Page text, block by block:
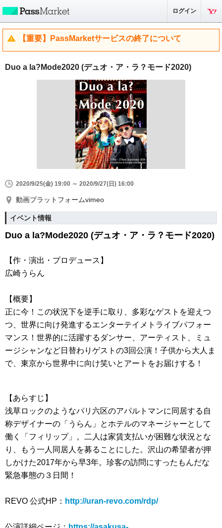
ログイン
【重要】PassMarketサービスの終了について
Duo a la?Mode2020 (デュオ・ア・ラ？モード2020)
2020/9/25(金) 19:00 ～ 2020/9/27(日) 16:00
動画プラットフォームvimeo
イベント情報
Duo a la?Mode2020 (デュオ・ア・ラ？モード2020)
【作・演出・プロデュース】
広崎うらん
【概要】
正に今！この状況下を逆手に取り、多彩なゲストを迎えつ
つ、世界に向け発進するエンターテイメトライブパフォー
マンス！世界的に活躍するダンサー、アーティスト、ミュ
ージシャンなど日替わりゲストの3回公演！子供から大人ま
で、東京から世界中に向け笑いとアートをお届けする！
【あらすじ】
浅草ロックのようなパリ六区のアパルトマンに同居する自
称デザイナーの「うらん」とホテルのマネージャーとして
働く「フィリップ」。二人は家賃支払いが困難な状況とな
り、もう一人同居人を募ることにした。沢山の希望者が押
しかけた2017年から早3年。珍客の訪問にすったもんだな
緊急事態の３日間！
REVO 公式HP： http://uran-revo.com/rdp/